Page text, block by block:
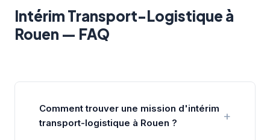
Intérim Transport-Logistique à
Rouen — FAQ
Comment trouver une mission d'intérim
transport-logistique à Rouen ?